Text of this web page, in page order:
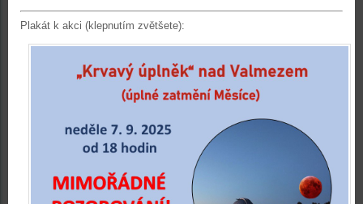
Plakát k akci (klepnutím zvětšete):